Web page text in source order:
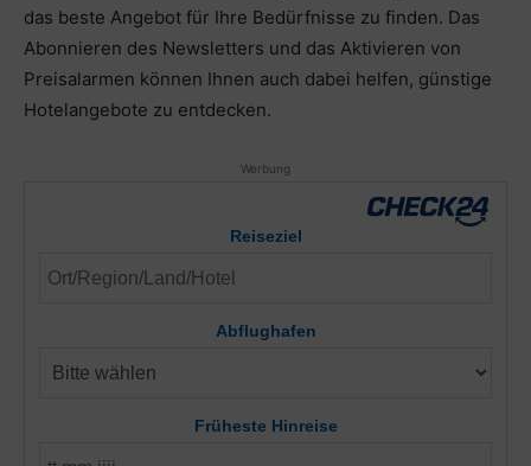
das beste Angebot für Ihre Bedürfnisse zu finden. Das
Abonnieren des Newsletters und das Aktivieren von
Preisalarmen können Ihnen auch dabei helfen, günstige
Hotelangebote zu entdecken.
Werbung
Reiseziel
Abflughafen
Früheste Hinreise